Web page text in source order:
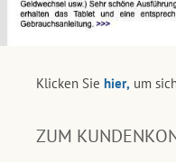
Klicken Sie hier, um
ZUM